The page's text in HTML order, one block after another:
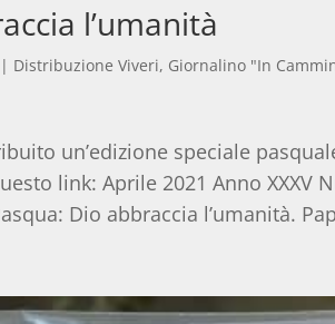
l’umanità
| Distribuzione Viveri, Giornalino "In
un’edizione speciale
link: Aprile 2021 Anno XXXV
Dio abbraccia l’umanità.